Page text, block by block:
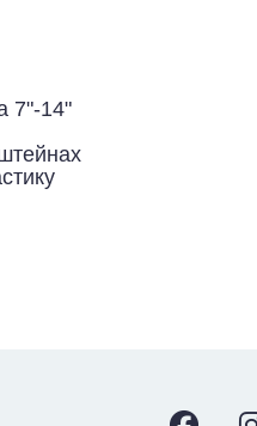
7"-14"